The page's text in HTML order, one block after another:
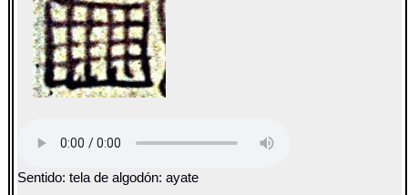
Sentido: tela de algodón: ayate